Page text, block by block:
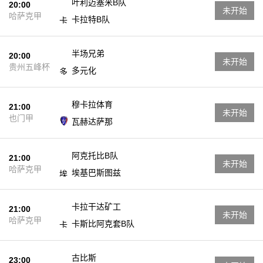
20:00
哈萨克甲
叶利迈塞米B队
卡拉特B队
未开始
20:00
贵州五峰杯
半场兄弟
多元化
未开始
21:00
也门甲
穆卡拉体育
瓦赫达萨那
未开始
21:00
哈萨克甲
阿克托比B队
埃基巴斯图兹
未开始
21:00
哈萨克甲
卡拉干达矿工
卡斯比阿克套B队
未开始
23:00
古比斯